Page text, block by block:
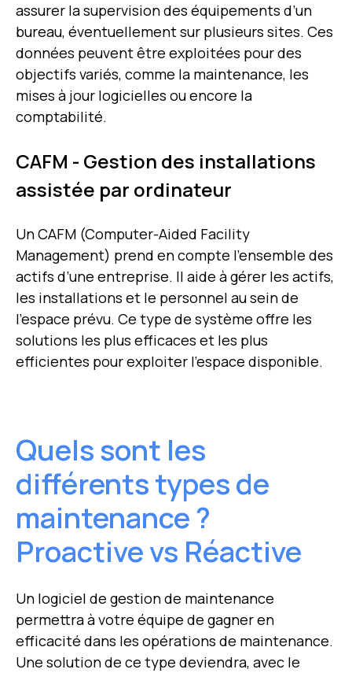
assurer la supervision des équipements d’un
bureau, éventuellement sur plusieurs sites. Ces
données peuvent être exploitées pour des
objectifs variés, comme la maintenance, les
mises à jour logicielles ou encore la
comptabilité.
CAFM - Gestion des installations
assistée par ordinateur
Un CAFM (Computer-Aided Facility
Management) prend en compte l’ensemble des
actifs d’une entreprise. Il aide à gérer les actifs,
les installations et le personnel au sein de
l’espace prévu. Ce type de système offre les
solutions les plus efficaces et les plus
efficientes pour exploiter l’espace disponible.
Quels sont les
différents types de
maintenance ?
Proactive vs Réactive
Un logiciel de gestion de maintenance
permettra à votre équipe de gagner en
efficacité dans les opérations de maintenance.
Une solution de ce type deviendra, avec le